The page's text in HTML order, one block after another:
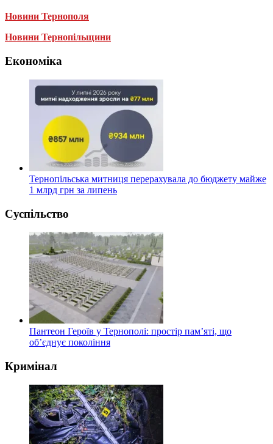
Новини Тернополя
Новини Тернопільщини
Економіка
Тернопільська митниця перерахувала до бюджету майже
1 млрд грн за липень
Суспільство
Пантеон Героїв у Тернополі: простір пам’яті, що
об’єднує покоління
Кримінал